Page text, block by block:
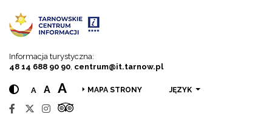
Informacja turystyczna:
48 14 688 90 90 centrum@it.tarnow.pl
A A A MAPA STRONY JĘZYK